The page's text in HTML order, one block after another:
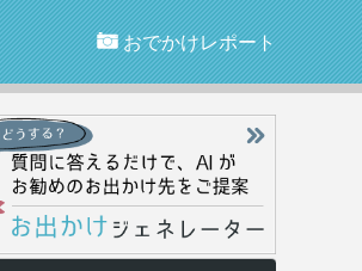
おでかけレポート